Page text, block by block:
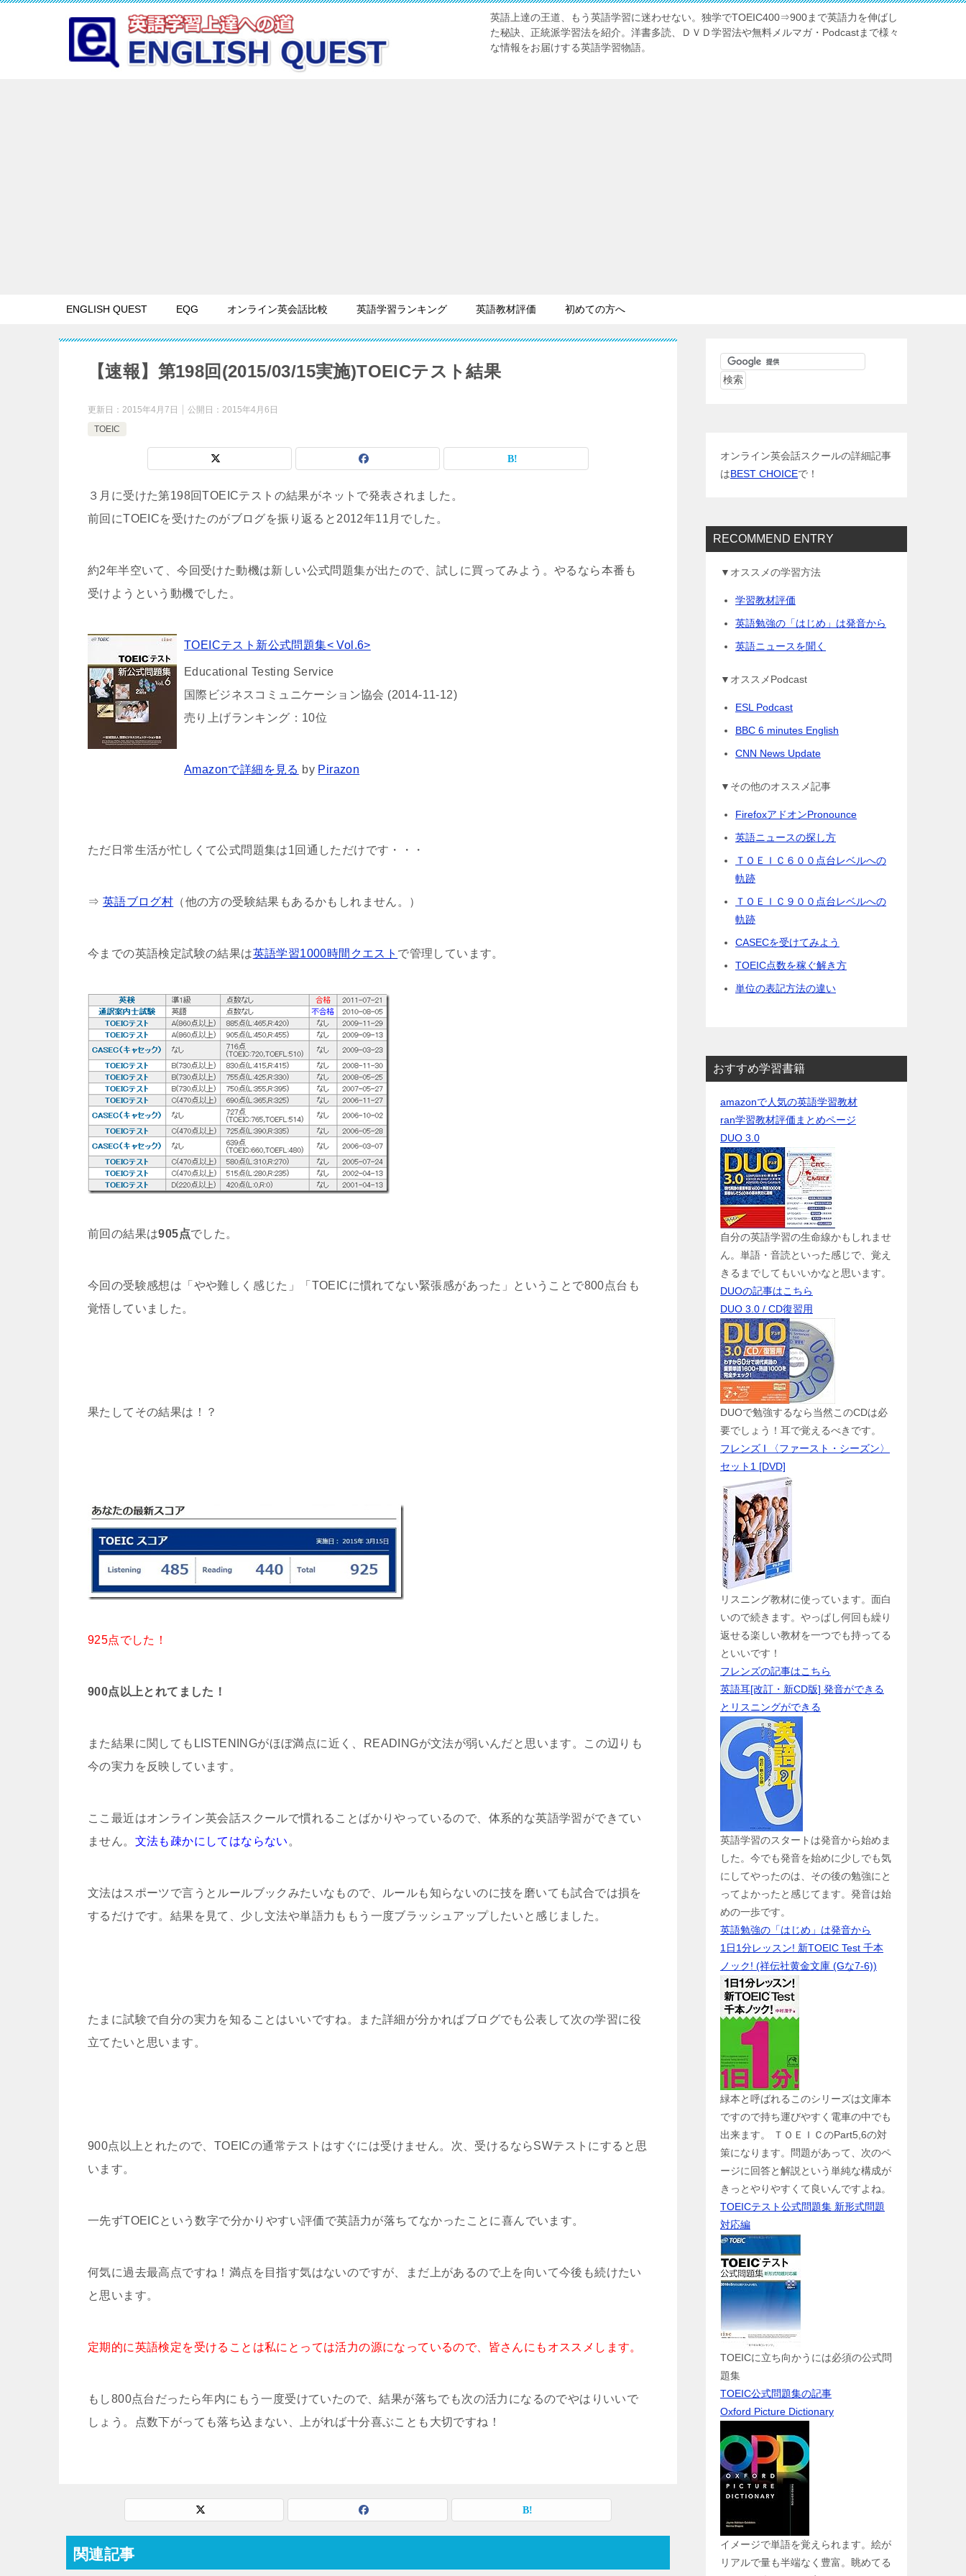
英語上達の王道、もう英語学習に迷わせない。独学でTOEIC400⇒900まで英語力を伸ばし
た秘訣、正統派学習法を紹介。洋書多読、ＤＶＤ学習法や無料メルマガ・Podcastまで様々
な情報をお届けする英語学習物語。
ENGLISH QUEST EQG オンライン英会話比較 英語学習ランキング 英語教材評価 初めての方へ
【速報】第198回(2015/03/15実施)TOEICテスト結果
更新日： 2015年4月7日 公開日： 2015年4月6日
TOEIC
３月に受けた第198回TOEICテストの結果がネットで発表されました。
前回にTOEICを受けたのがブログを振り返ると2012年11月でした。
約2年半空いて、今回受けた動機は新しい公式問題集が出たので、試しに買ってみよう。やるなら本番も
受けようという動機でした。
TOEICテスト新公式問題集< Vol.6>
Educational Testing Service
国際ビジネスコミュニケーション協会 (2014-11-12)
売り上げランキング：10位
Amazonで詳細を見る by Pirazon
ただ日常生活が忙しくて公式問題集は1回通しただけです・・・
⇒ 英語ブログ村 （他の方の受験結果もあるかもしれません。）
今までの英語検定試験の結果は英語学習1000時間クエスト で管理しています。
前回の結果は905点でした。
今回の受験感想は「やや難しく感じた」「TOEICに慣れてない緊張感があった」ということで800点台も
覚悟していました。
果たしてその結果は！？
925点でした！
900点以上とれてました！
また結果に関してもLISTENINGがほぼ満点に近く、READINGが文法が弱いんだと思います。この辺りも
今の実力を反映しています。
ここ最近はオンライン英会話スクールで慣れることばかりやっているので、体系的な英語学習ができてい
ません。 文法も疎かにしてはならない 。
文法はスポーツで言うとルールブックみたいなもので、ルールも知らないのに技を磨いても試合では損を
するだけです。結果を見て、少し文法や単語力ももう一度ブラッシュアップしたいと感じました。
たまに試験で自分の実力を知ることはいいですね。また詳細が分かればブログでも公表して次の学習に役
立てたいと思います。
900点以上とれたので、TOEICの通常テストはすぐには受けません。次、受けるならSWテストにすると思
います。
一先ずTOEICという数字で分かりやすい評価で英語力が落ちてなかったことに喜んでいます。
何気に過去最高点ですね！満点を目指す気はないのですが、まだ上があるので上を向いて今後も続けたい
と思います。
定期的に英語検定を受けることは私にとっては活力の源になっているので、皆さんにもオススメします。
もし800点台だったら年内にもう一度受けていたので、結果が落ちでも次の活力になるのでやはりいいで
しょう。点数下がっても落ち込まない、上がれば十分喜ぶことも大切ですね！
関連記事
オンライン英会話スクールの詳細記事
はBEST CHOICEで！
RECOMMEND ENTRY
▼オススメの学習方法
学習教材評価
英語勉強の「はじめ」は発音から
英語ニュースを聞く
▼オススメPodcast
ESL Podcast
BBC 6 minutes English
CNN News Update
▼その他のオススメ記事
FirefoxアドオンPronounce
英語ニュースの探し方
ＴＯＥＩＣ６００点台レベルへの
軌跡
ＴＯＥＩＣ９００点台レベルへの
軌跡
CASECを受けてみよう
TOEIC点数を稼ぐ解き方
単位の表記方法の違い
おすすめ学習書籍
amazonで人気の英語学習教材
ran学習教材評価まとめページ
DUO 3.0
自分の英語学習の生命線かもしれませ
ん。単語・音読といった感じで、覚え
きるまでしてもいいかなと思います。
DUOの記事はこちら
DUO 3.0 / CD復習用
DUOで勉強するなら当然このCDは必
要でしょう！耳で覚えるべきです。
フレンズ I 〈ファースト・シーズン〉
セット1 [DVD]
リスニング教材に使っています。面白
いので続きます。やっぱし何回も繰り
返せる楽しい教材を一つでも持ってる
といいです！
フレンズの記事はこちら
英語耳[改訂・新CD版] 発音ができる
とリスニングができる
英語学習のスタートは発音から始めま
した。今でも発音を始めに少しでも気
にしてやったのは、その後の勉強にと
ってよかったと感じてます。発音は始
めの一歩です。
英語勉強の「はじめ」は発音から
1日1分レッスン! 新TOEIC Test 千本
ノック! (祥伝社黄金文庫 (Gな7-6))
緑本と呼ばれるこのシリーズは文庫本
ですので持ち運びやすく電車の中でも
出来ます。 ＴＯＥＩＣのPart5,6の対
策になります。問題があって、次のペ
ージに回答と解説という単純な構成が
きっとやりやすくて良いんですよね。
TOEICテスト公式問題集 新形式問題
対応編
TOEICに立ち向かうには必須の公式問
題集
TOEIC公式問題集の記事
Oxford Picture Dictionary
イメージで単語を覚えられます。絵が
リアルで量も半端なく豊富。眺めてる